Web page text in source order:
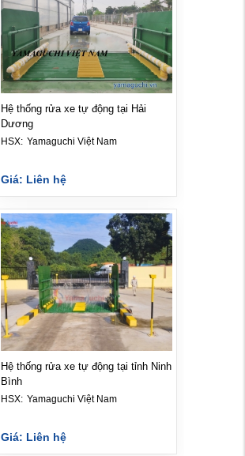
Hệ thống rửa xe tự động tại Hải
Dương
Yamaguchi Việt Nam
Giá: Liên hệ
Hệ thống rửa xe tự động tại tỉnh Ninh
Bình
Yamaguchi Việt Nam
Giá: Liên hệ